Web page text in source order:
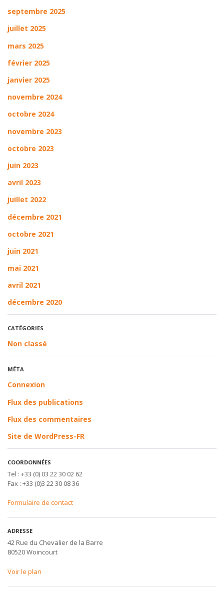
septembre 2025
juillet 2025
mars 2025
février 2025
janvier 2025
novembre 2024
octobre 2024
novembre 2023
octobre 2023
juin 2023
avril 2023
juillet 2022
décembre 2021
octobre 2021
juin 2021
mai 2021
avril 2021
décembre 2020
CATÉGORIES
Non classé
MÉTA
Connexion
Flux des publications
Flux des commentaires
Site de WordPress-FR
COORDONNÉES
Tel : +33 (0) 03 22 30 02 62
Fax : +33 (0)3 22 30 08 36
Formulaire de contact
ADRESSE
42 Rue du Chevalier de la Barre
80520 Woincourt
Voir le plan